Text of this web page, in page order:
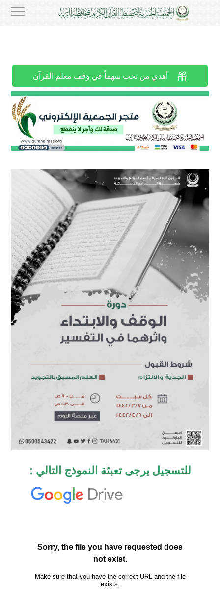
 أهدي من تحب سهماً في وقف معلم القرآن
للتسجيل يرجى تعبئة النموذج التالي :